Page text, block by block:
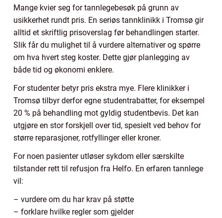
Mange kvier seg for tannlegebesøk på grunn av
usikkerhet rundt pris. En seriøs tannklinikk i Tromsø gir
alltid et skriftlig prisoverslag før behandlingen starter.
Slik får du mulighet til å vurdere alternativer og spørre
om hva hvert steg koster. Dette gjør planlegging av
både tid og økonomi enklere.
For studenter betyr pris ekstra mye. Flere klinikker i
Tromsø tilbyr derfor egne studentrabatter, for eksempel
20 % på behandling mot gyldig studentbevis. Det kan
utgjøre en stor forskjell over tid, spesielt ved behov for
større reparasjoner, rotfyllinger eller kroner.
For noen pasienter utløser sykdom eller særskilte
tilstander rett til refusjon fra Helfo. En erfaren tannlege
vil:
– vurdere om du har krav på støtte
– forklare hvilke regler som gjelder